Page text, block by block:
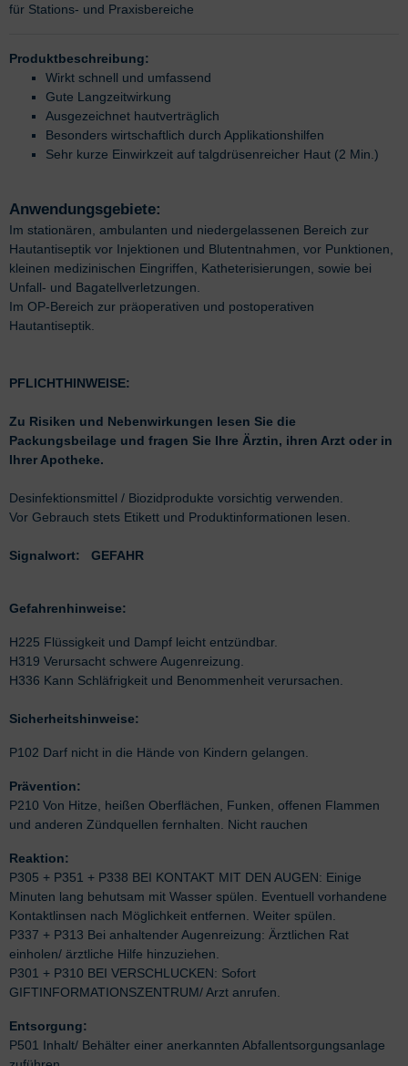
für Stations- und Praxisbereiche
Produktbeschreibung:
Wirkt schnell und umfassend
Gute Langzeitwirkung
Ausgezeichnet hautverträglich
Besonders wirtschaftlich durch Applikationshilfen
Sehr kurze Einwirkzeit auf talgdrüsenreicher Haut (2 Min.)
Anwendungsgebiete:
Im stationären, ambulanten und niedergelassenen Bereich zur
Hautantiseptik vor Injektionen und Blutentnahmen, vor Punktionen,
kleinen medizinischen Eingriffen, Katheterisierungen, sowie bei
Unfall- und Bagatellverletzungen.
Im OP-Bereich zur präoperativen und postoperativen
Hautantiseptik.
PFLICHTHINWEISE:
Zu Risiken und Nebenwirkungen lesen Sie die
Packungsbeilage und fragen Sie Ihre Ärztin, ihren Arzt oder in
Ihrer Apotheke.
Desinfektionsmittel / Biozidprodukte vorsichtig verwenden.
Vor Gebrauch stets Etikett und Produktinformationen lesen.
Signalwort: GEFAHR
Gefahrenhinweise:
H225 Flüssigkeit und Dampf leicht entzündbar.
H319 Verursacht schwere Augenreizung.
H336 Kann Schläfrigkeit und Benommenheit verursachen.
Sicherheitshinweise:
P102 Darf nicht in die Hände von Kindern gelangen.
Prävention:
P210 Von Hitze, heißen Oberflächen, Funken, offenen Flammen
und anderen Zündquellen fernhalten. Nicht rauchen
Reaktion:
P305 + P351 + P338 BEI KONTAKT MIT DEN AUGEN: Einige
Minuten lang behutsam mit Wasser spülen. Eventuell vorhandene
Kontaktlinsen nach Möglichkeit entfernen. Weiter spülen.
P337 + P313 Bei anhaltender Augenreizung: Ärztlichen Rat
einholen/ ärztliche Hilfe hinzuziehen.
P301 + P310 BEI VERSCHLUCKEN: Sofort
GIFTINFORMATIONSZENTRUM/ Arzt anrufen.
Entsorgung:
P501 Inhalt/ Behälter einer anerkannten Abfallentsorgungsanlage